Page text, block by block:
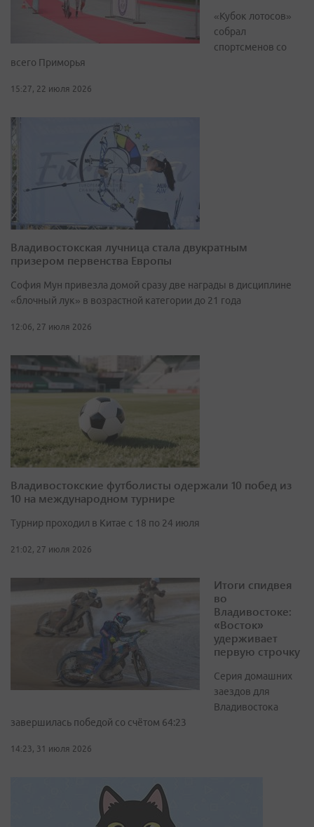
«Кубок лотосов»
собрал
спортсменов со
всего Приморья
15:27, 22 июля 2026
Владивостокская лучница стала двукратным
призером первенства Европы
София Мун привезла домой сразу две награды в дисциплине
«блочный лук» в возрастной категории до 21 года
12:06, 27 июля 2026
Владивостокские футболисты одержали 10 побед из
10 на международном турнире
Турнир проходил в Китае с 18 по 24 июля
21:02, 27 июля 2026
Итоги спидвея
во
Владивостоке:
«Восток»
удерживает
первую строчку
Серия домашних
заездов для
Владивостока
завершилась победой со счётом 64:23
14:23, 31 июля 2026